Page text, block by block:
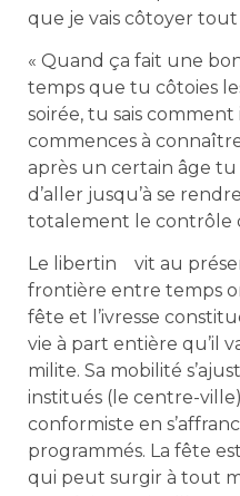
que je vais côtoyer
« Quand ça fait une
temps que tu côtoies
soirée, tu sais
commences à
après un certain âge tu
d’aller jusqu’à se
totalement le contrôle
Le libertin vit au
frontière entre temps
fête et l’ivresse
vie à part entière qu’il
milite. Sa mobilité
institués (le centre-
conformiste en
programmés. La fête
qui peut surgir à tout